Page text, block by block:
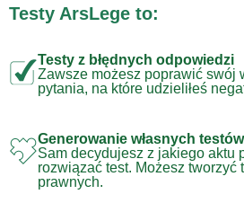
Testy ArsLege to:
Testy z błędnych odpowiedzi
Zawsze możesz poprawić swój
pytania, na które udzieliłeś
Generowanie własnych testów
Sam decydujesz z jakiego aktu
rozwiązać test. Możesz tworzyć
prawnych.